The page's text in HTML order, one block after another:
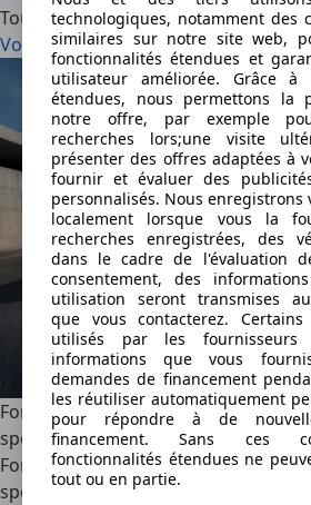
Tous les articles
Voir tout
Ford soigne sa Puma avec deux
spéciales (2026)
Ford enrichit la gamme du Puma
spéciales. La ST Edition mise sur le
technologiques, notamment des
similaires sur notre site web,
fonctionnalités étendues et
utilisateur améliorée. Grâce à
étendues, nous permettons la
notre offre, par exemple
recherches lors;une visite
présenter des offres adaptées à
fournir et évaluer des
personnalisés. Nous enregistrons
localement lorsque vous la
recherches enregistrées, des
dans le cadre de l'évaluation
consentement, des
utilisation seront transmises
que vous contacterez.
utilisés par les
informations que vous
demandes de financement
les réutiliser automatiquement
pour répondre à de
financement. Sans ces
fonctionnalités étendues ne
tout ou en partie.